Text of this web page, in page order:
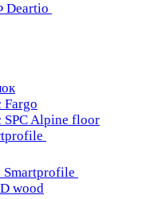
Fargo
SPC Alpine floor
wood